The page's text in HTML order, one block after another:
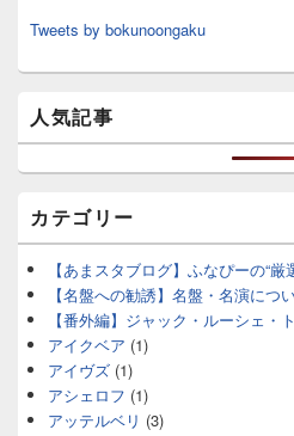
Tweets by bokunoongaku
人気記事
カテゴリー
【あまスタブログ】ふなぴーの“
【名盤への勧誘】名盤・名演につ
【番外編】ジャック・ルーシェ・
アイクベア (1)
アイヴズ (1)
アシェロフ (1)
アッテルベリ (3)